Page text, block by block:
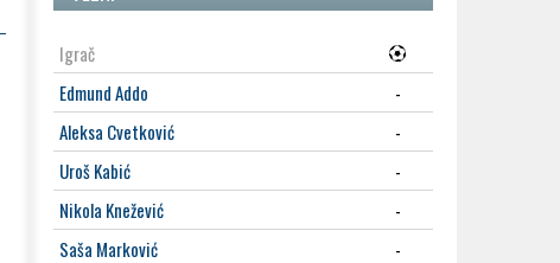
Igrač
Edmund Addo
-
Aleksa Cvetković
-
Uroš Kabić
-
Nikola Knežević
-
Saša Marković
-